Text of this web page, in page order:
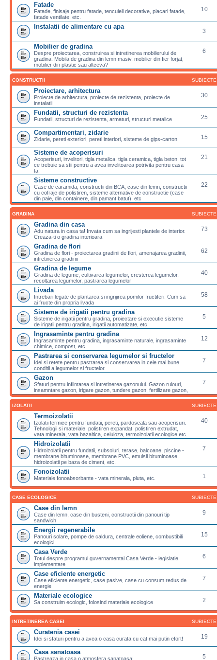
Fatade
Fatade, finisaje pentru fatade, tencuieli decorative, placari fatade,
fatade ventilate, etc.
10
Instalatii de alimentare cu apa
3
Mobilier de gradina
Despre proiectarea, construirea si intretinerea mobilierului de
gradina. Mobila de gradina din lemn masiv, mobilier din fier forjat,
mobilier din plastic sau altceva?
6
CONSTRUCTII SUBIECTE
Proiectare, arhitectura
Proiecte de arhitectura, proiecte de rezistenta, proiecte de
instalatii
30
Fundatii, structuri de rezistenta
Fundatii, structuri de rezistenta, armaturi, structuri metalice 25
Compartimentari, zidarie
Zidarie, pereti exteriori, pereti interiori, sisteme de gips-carton 15
Sisteme de acoperisuri
Acoperisuri, invelitori, tigla metalica, tigla ceramica, tigla beton, tot
ce trebuie sa stii pentru a avea invelitoarea potrivita pentru casa
ta!
21
Sisteme constructive
Case de caramida, constructii din BCA, case din lemn, constructii
cu cofraje de polistiren, sisteme alternative de constructie (case
din paie, din containere, din pamant batut), etc
22
GRADINA SUBIECTE
Gradina din casa
Adu natura in casa ta! Invata cum sa ingrijesti plantele de interior.
Creaza-ti o gradina interioara.
73
Gradina de flori
Gradina de flori - proiectarea gradinii de flori, amenajarea gradinii,
intretinerea gradinii
62
Gradina de legume
Gradina de legume, cultivarea legumelor, cresterea legumelor,
recoltarea legumelor, pastrarea legumelor
40
Livada
Intrebari legate de plantarea si ingrijirea pomilor fructiferi. Cum sa
ai fructe din propria livada
58
Sisteme de irigatii pentru gradina
Sisteme de irigatii pentru gradina, proiectare si executie sisteme
de irigatii pentru gradina, irigatii automatizate, etc.
5
Ingrasaminte pentru gradina
Ingrasaminte pentru gradina, ingrasaminte naturale, ingrasaminte
chimice, compost, etc.
12
Pastrarea si conservarea legumelor si fructelor
Idei si retete pentru pastrarea si conservarea in cele mai bune
conditii a legumelor si fructelor.
7
Gazon
Sfaturi pentru infiintarea si intretinerea gazonului. Gazon rulouri,
insamntare gazon, irigare gazon, tundere gazon, fertilizare gazon,
7
IZOLATII SUBIECTE
Termoizolatii
Izolatii termice pentru fundatii, pereti, pardoseala sau acoperisuri.
Tehnologii si materiale: polistiren expandat, polistiren extrudat,
vata minerala, vata bazaltica, celuloza, termoizolatii ecologice etc.
40
Hidroizolatii
Hidroizolatii pentru fundatii, subsoluri, terase, balcoane, piscine -
membrane bituminoase, membrane PVC, emulsii bituminoase,
hidroizolatii pe baza de ciment, etc.
7
Fonoizolatii
Materiale fonoabsorbante - vata minerala, pluta, etc. 1
CASE ECOLOGICE SUBIECTE
Case din lemn
Case din lemn, case din busteni, constructii din panouri tip
sandwich
9
Energii regenerabile
Panouri solare, pompe de caldura, centrale eoliene, combustibili
ecologici
15
Casa Verde
Totul despre programul guvernamental Casa Verde - legislatie,
implementare
6
Case eficiente energetic
Case eficiente energetic, case pasive, case cu consum redus de
energie
7
Materiale ecologice
Sa construim ecologic, folosind materiale ecologice 2
INTRETINEREA CASEI SUBIECTE
Curatenia casei
Idei si sfaturi pentru a avea o casa curata cu cat mai putin efort! 19
Casa sanatoasa
Pastreaza in casa o atmosfera sanatoasa! 5